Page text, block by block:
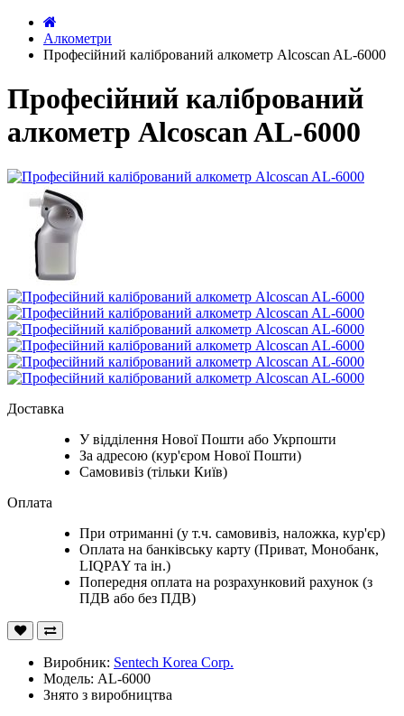
Алкометри
Професійний калібрований алкометр Alcoscan AL-6000
Професійний калібрований
алкометр Alcoscan AL-6000
Доставка
У відділення Нової Пошти або Укрпошти
За адресою (кур'єром Нової Пошти)
Самовивіз (тільки Київ)
Оплата
При отриманні (у т.ч. самовивіз, наложка, кур'єр)
Оплата на банківську карту (Приват, Монобанк,
LIQPAY та ін.)
Попередня оплата на розрахунковий рахунок (з
ПДВ або без ПДВ)
Виробник: Sentech Korea Corp.
Модель: AL-6000
Знято з виробництва